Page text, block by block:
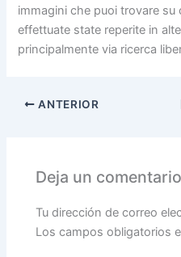
immagini che puoi trovare
effettuate state reperite in
principalmente via ricerca
ANTERIOR
Deja un comentario
Tu dirección de correo
Los campos obligatorios